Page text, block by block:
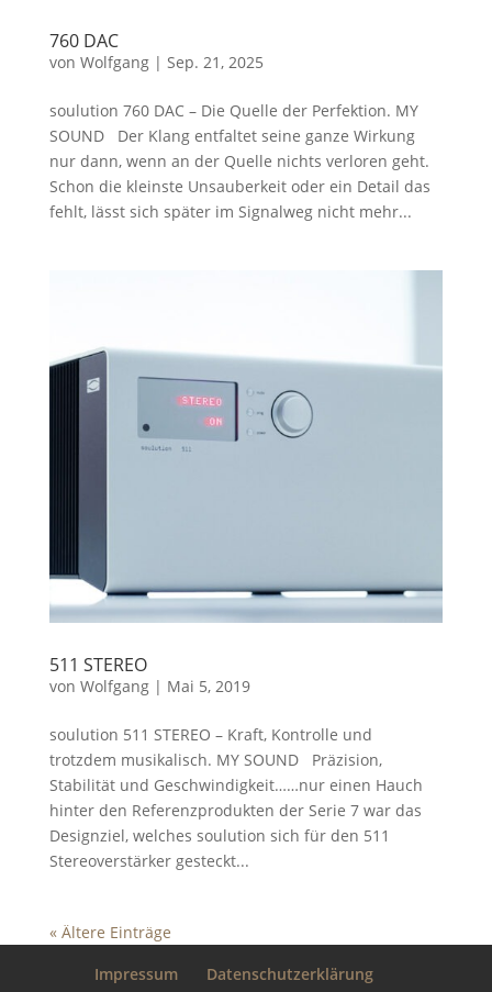
760 DAC
von Wolfgang| Sep. 21, 2025
soulution 760 DAC – Die Quelle der Perfektion. MY
SOUND Der Klang entfaltet seine ganze Wirkung
nur dann, wenn an der Quelle nichts verloren geht.
Schon die kleinste Unsauberkeit oder ein Detail das
fehlt, lässt sich später im Signalweg nicht mehr...
511 STEREO
von Wolfgang| Mai 5, 2019
soulution 511 STEREO – Kraft, Kontrolle und
trotzdem musikalisch. MY SOUND Präzision,
Stabilität und Geschwindigkeit……nur einen Hauch
hinter den Referenzprodukten der Serie 7 war das
Designziel, welches soulution sich für den 511
Stereoverstärker gesteckt...
« Ältere Einträge
Impressum
Datenschutzerklärung